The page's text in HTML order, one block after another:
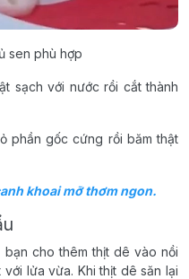
sen phù hợp
sạch với nước rồi cắt thành
phần gốc cứng rồi băm thật
khoai mỡ thơm ngon.
cho thêm thịt dê vào nồi
lửa vừa. Khi thịt dê săn lại